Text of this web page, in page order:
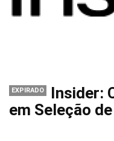
EXPIRADO
Insider:
em Seleção